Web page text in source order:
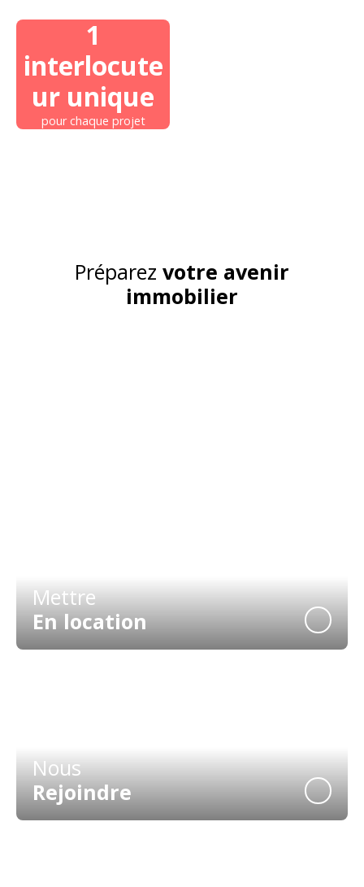
1
interlocute
ur unique
pour chaque projet
Préparez votre avenir
immobilier
Mettre
En location
Nous
Rejoindre